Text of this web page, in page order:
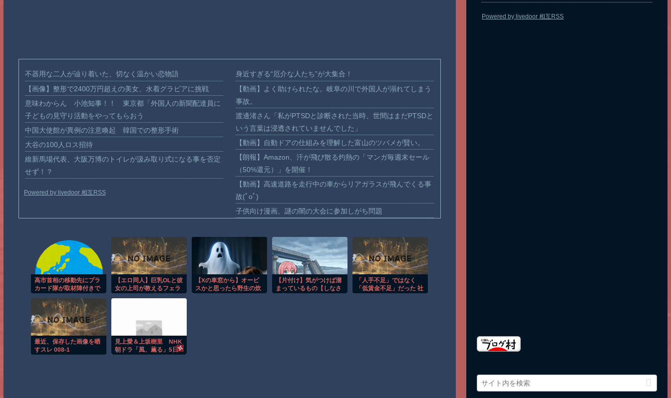
不器用な二人が辿り着いた、切なく温かい恋物語
【画像】整形で2400万円超えの美女、水着グラビアに挑戦
意味わからん 小池知事！！ 東京都「外国人の新聞配達員に
子どもの見守り活動をやってもらおう
中国大使館が異例の注意喚起 韓国での整形手術
大谷の100人ロス招待
維新馬場代表、大阪万博のトイレが汲み取り式になる事を否定
せず！？
Powered by livedoor 相互RSS
身近すぎる“厄介な人たち”が大集合！
【動画】よく助けられたな。岐阜の川で外国人が溺れてしまう
事故。
渡邊渚さん「私がPTSDと診断された当時、世間はまだPTSDと
いう言葉は浸透されていませんでした」
【動画】自動ドアの仕組みを理解した富山のツバメが賢い。
【朗報】Amazon、汗が飛び散る灼熱の「マンガ毎週末セール
（50%還元）」を開催！
【動画】高速道路を走行中の車からリアガラスが飛んでくる事
故(ﾟoﾟ)
子供向け漫画、謎の闇の大会に参加しがち問題
まう。
【動画】両方馬鹿（笑）ミニストップでトラックと衝突したド
ラレコが（ノ∇`）
【朗報】大人気漫画「GANTZ」がAmazonでなんと全巻100円
ｗｗｗｗｗｗ
高市首相の移動先にプラ
カード隊が取材陣付きで
スルーされてしまった結
果……
【エロ同人】巨乳OLと彼
女の上司が教えるフェラ
【Xの車窓から】オービ
スかと思ったら野生の炊
【片付け】気がつけば溜
まっているもの【しなさ
「人手不足」ではなく
「低賃金不足」だった 社
最近、保存した画像を晒
すスレ 008-1
見上愛＆上坂樹里 NHK
朝ドラ「風、薫る」5日
Powered by livedoor 相互RSS